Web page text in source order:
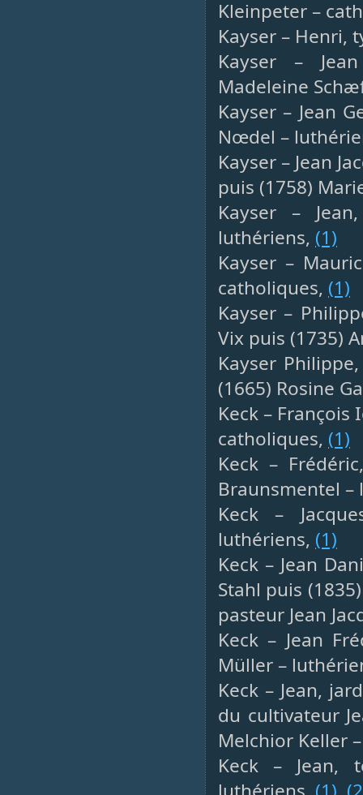
Kleinpeter –
Kayser – Henri,
Kayser –
Madeleine
Kayser – Jean
Nœdel –
Kayser – Jean
puis (1758)
Kayser –
luthériens, (1)
Kayser –
catholiques, (1)
Kayser –
Vix puis (1735)
Kayser
(1665) Rosine
Keck – François
catholiques, (1)
Keck –
Braunsmentel
Keck –
luthériens, (1)
Keck – Jean
Stahl puis
pasteur Jean
Keck – Jean
Müller –
Keck – Jean,
du cultivateur
Melchior Keller
Keck – Jean,